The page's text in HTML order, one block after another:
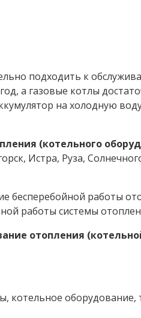
подходить к
а газовые котлы
на холодную
(котельного
Истра, Руза,
бесперебойной работы
работы системы
отопления
оборудование,